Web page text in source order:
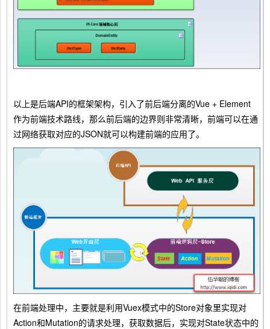
以上是后端API的框架架构，引入了前后端分离的Vue + Element
作为前端技术路线，那么前后端的边界则非常清晰，前端可以在通
过网络获取对应的JSON就可以构建前端的应用了。
在前端处理中，主要就是利用Vuex模式中的Store对象里实现对
Action和Mutation的请求处理，获取数据后，实现对State状态中的